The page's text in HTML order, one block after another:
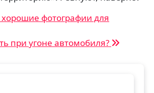
хорошие фотографии для
при угоне автомобиля?